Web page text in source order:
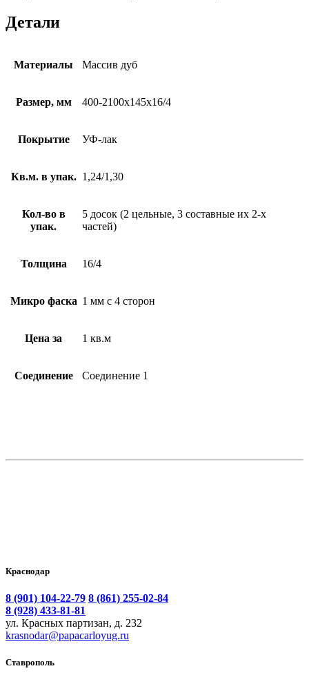
Детали
Материалы Массив дуб
Размер, мм 400-2100x145x16/4
Покрытие УФ-лак
Кв.м. в упак. 1,24/1,30
Кол-во в
упак.
5 досок (2 цельные, 3 составные их 2-х
частей)
Толщина 16/4
Микро фаска 1 мм с 4 сторон
Цена за 1 кв.м
Соединение Соединение 1
Краснодар
8 (901) 104-22-79 8 (861) 255-02-84
8 (928) 433-81-81
ул. Красных партизан, д. 232
krasnodar@papacarloyug.ru
Ставрополь